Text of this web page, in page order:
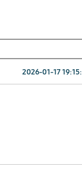
2026-01-17